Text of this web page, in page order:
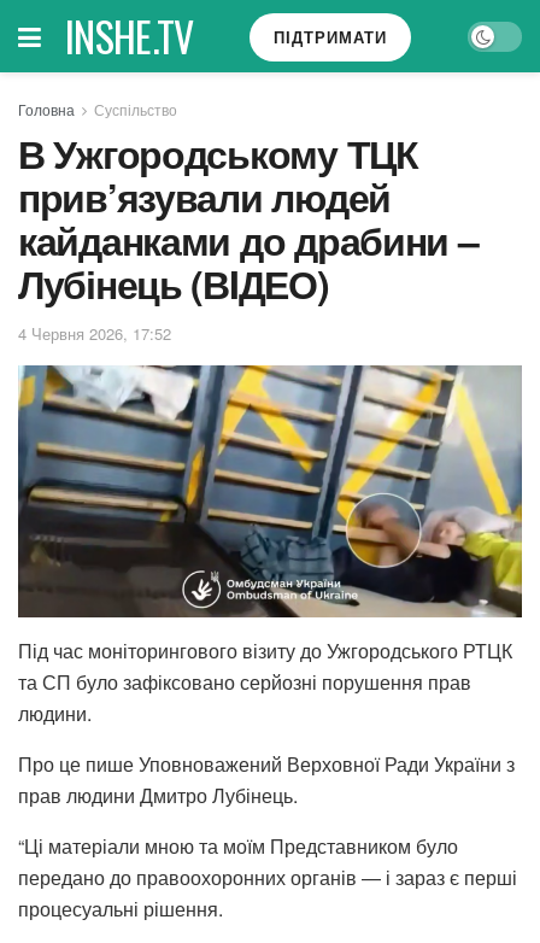
INSHE.TV ПІДТРИМАТИ
Головна Суспільство
В Ужгородському ТЦК
прив’язували людей
кайданками до драбини –
Лубінець (ВIДЕО)
4 Червня 2026, 17:52
Під час моніторингового візиту до Ужгородського РТЦК
та СП було зафіксовано серйозні порушення прав
людини.
Про це пише Уповноважений Верховної Ради України з
прав людини Дмитро Лубінець.
“Ці матеріали мною та моїм Представником було
передано до правоохоронних органів — і зараз є перші
процесуальні рішення.